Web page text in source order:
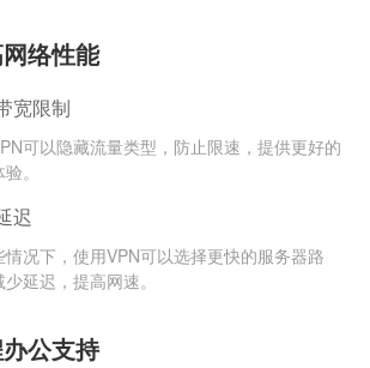
络性能
宽限制
可以隐藏流量类型，防止限速，提供更好的
。
迟
情况下，使用VPN可以选择更快的服务器路
延迟，提高网速。
公支持